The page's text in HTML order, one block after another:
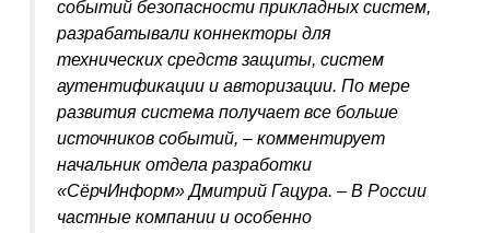
событий безопасности прикладных систем,
разрабатывали коннекторы для
технических средств защиты, систем
аутентификации и авторизации. По мере
развития система получает все больше
источников событий, – комментирует
начальник отдела разработки
«СёрчИнформ» Дмитрий Гацура. – В России
частные компании и особенно